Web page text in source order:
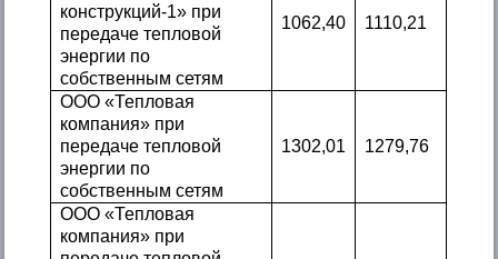
конструкций-1» при
передаче тепловой
энергии по
собственным сетям
1062,40 1110,21
ООО «Тепловая
компания» при
передаче тепловой
энергии по
собственным сетям
1302,01 1279,76
ООО «Тепловая
компания» при